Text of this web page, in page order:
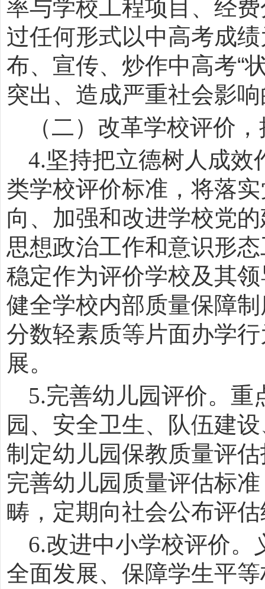
率与学校工程项目、经
过任何形式以中高考成
布、宣传、炒作中高考“
突出、造成严重社会影
（二）改革学校评价
4.坚持把立德树人成效
类学校评价标准，将落
向、加强和改进学校党
思想政治工作和意识形
稳定作为评价学校及其
健全学校内部质量保障
分数轻素质等片面办学
展。
5.完善幼儿园评价。重
园、安全卫生、队伍建
制定幼儿园保教质量评
完善幼儿园质量评估标
畴，定期向社会公布评
6.改进中小学校评价。
全面发展、保障学生平